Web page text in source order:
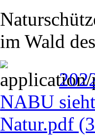
im Wald
NABU
Natur.pdf